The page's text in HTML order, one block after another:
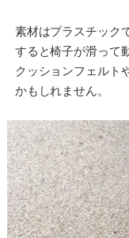
素材はプラスチック
すると椅子が滑って
クッションフェルト
かもしれません。